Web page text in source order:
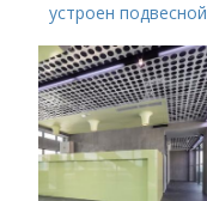
устроен подвесной